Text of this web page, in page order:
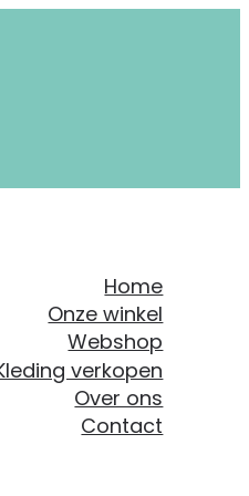
Home
Onze winkel
Webshop
verkopen
Over ons
Contact